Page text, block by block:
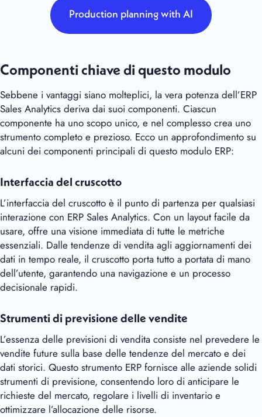
Production planning with AI
Componenti chiave di questo modulo
Sebbene i vantaggi siano molteplici, la vera potenza dell’ERP
Sales Analytics deriva dai suoi componenti. Ciascun
componente ha uno scopo unico, e nel complesso crea uno
strumento completo e prezioso. Ecco un approfondimento su
alcuni dei componenti principali di questo modulo ERP:
Interfaccia del cruscotto
L’interfaccia del cruscotto è il punto di partenza per qualsiasi
interazione con ERP Sales Analytics. Con un layout facile da
usare, offre una visione immediata di tutte le metriche
essenziali. Dalle tendenze di vendita agli aggiornamenti dei
dati in tempo reale, il cruscotto porta tutto a portata di mano
dell’utente, garantendo una navigazione e un processo
decisionale rapidi.
Strumenti di previsione delle vendite
L’essenza delle previsioni di vendita consiste nel prevedere le
vendite future sulla base delle tendenze del mercato e dei
dati storici. Questo strumento ERP fornisce alle aziende solidi
strumenti di previsione, consentendo loro di anticipare le
richieste del mercato, regolare i livelli di inventario e
ottimizzare l’allocazione delle risorse.